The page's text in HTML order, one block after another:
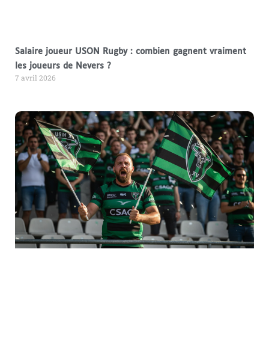
Salaire joueur USON Rugby : combien gagnent vraiment
les joueurs de Nevers ?
7 avril 2026